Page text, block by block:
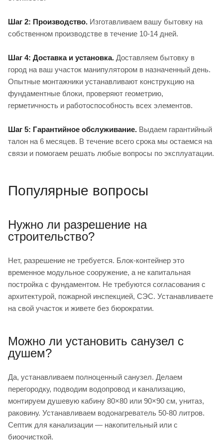
Шаг 2: Производство. Изготавливаем вашу бытовку на
собственном производстве в течение 10-14 дней.
Шаг 4: Доставка и установка. Доставляем бытовку в
город на ваш участок манипулятором в назначенный день.
Опытные монтажники устанавливают конструкцию на
фундаментные блоки, проверяют геометрию,
герметичность и работоспособность всех элементов.
Шаг 5: Гарантийное обслуживание. Выдаем гарантийный
талон на 6 месяцев. В течение всего срока мы остаемся на
связи и помогаем решать любые вопросы по эксплуатации.
Популярные вопросы
Нужно ли разрешение на
строительство?
Нет, разрешение не требуется. Блок-контейнер это
временное модульное сооружение, а не капитальная
постройка с фундаментом. Не требуются согласования с
архитектурой, пожарной инспекцией, СЭС. Устанавливаете
на свой участок и живете без бюрократии.
Можно ли установить санузел с
душем?
Да, устанавливаем полноценный санузел. Делаем
перегородку, подводим водопровод и канализацию,
монтируем душевую кабину 80×80 или 90×90 см, унитаз,
раковину. Устанавливаем водонагреватель 50-80 литров.
Септик для канализации — накопительный или с
биоочисткой.